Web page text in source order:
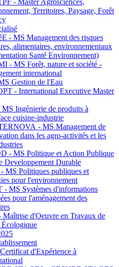
- Master Agrosciences,
Territoires, Paysage, Forêt
- MS Management des risques
alimentaires, environnementaux
Santé Environnement)
- MS Forêt, nature et société -
international
Gestion de l'Eau
- International Executive Master
Ingénierie de produits à
cuisine-industrie
- MS Management de
dans les agro-activités et les
- MS Politique et Action Publique
Developpement Durable
MS Politiques publiques et
pour l'environnement
- MS Systèmes d'informations
pour l'aménagement des
Maîtrise d'Oeuvre en Travaux de
Écologique
d'Expérience à